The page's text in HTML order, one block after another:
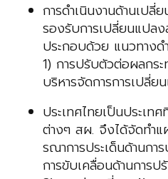
การดำเนินงานด้านเป
รองรับการเปลี่ยนแปล
ประกอบด้วย แนวทางด
1) การปรับตัวต่อผลกร
บริหารจัดการการเปลี่
ประเทศไทยเป็นประเ
ต่างๆ สผ. จึงได้จัดทำ
รณาการประเด็นด้านก
การขับเคลื่อนด้านการ